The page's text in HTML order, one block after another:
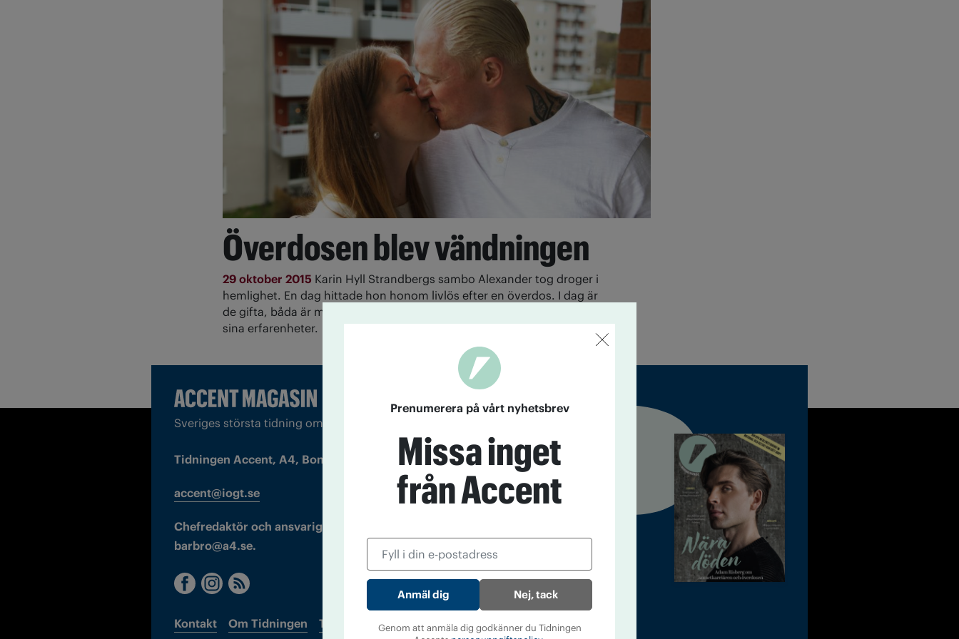
Överdosen blev vändningen
29 oktober 2015 Karin Hyll Strandbergs sambo Alexander tog droger i
hemlighet. En dag hittade hon honom livlös efter en överdos. I dag är
de gifta, båda är medlemmar i IOGT-NTO och föreläser tillsammans om
sina erfarenheter.
Sveriges största tidning om droger och nykterhet
Tidningen Accent, A4, Bondegatan 21, 116 33 Stockholm
accent@iogt.se
Chefredaktör och ansvarig utgivare: Barbro Janson Lundkvist,
barbro@a4.se.
Kontakt Om Tidningen Tidningsarkiv In English
Prenumerera på vårt nyhetsbrev
Missa inget
från Accent
Nej, tack
Genom att anmäla dig godkänner du Tidningen